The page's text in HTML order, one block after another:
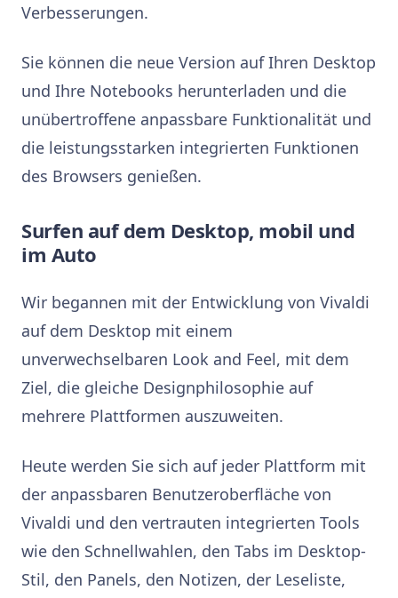
Verbesserungen.
Sie können die neue Version auf Ihren Desktop
und Ihre Notebooks herunterladen und die
unübertroffene anpassbare Funktionalität und
die leistungsstarken integrierten Funktionen
des Browsers genießen.
Surfen auf dem Desktop, mobil und
im Auto
Wir begannen mit der Entwicklung von Vivaldi
auf dem Desktop mit einem
unverwechselbaren Look and Feel, mit dem
Ziel, die gleiche Designphilosophie auf
mehrere Plattformen auszuweiten.
Heute werden Sie sich auf jeder Plattform mit
der anpassbaren Benutzeroberfläche von
Vivaldi und den vertrauten integrierten Tools
wie den Schnellwahlen, den Tabs im Desktop-
Stil, den Panels, den Notizen, der Leseliste,